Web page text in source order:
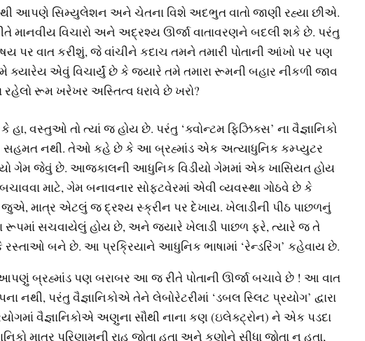
આપણે સિમ્યુલેશન અને ચેતના વિશે અદભુત વાતો જાણી રહ્યા છીએ.
માનવીય વિચારો અને અદ્રશ્ય ઊર્જા વાતાવરણને બદલી શકે છે. પરંતુ
વાત કરીશું, જે વાંચીને કદાચ તમને તમારી પોતાની આંખો પર પણ
ક્યારેય એવું વિચાર્યું છે કે જ્યારે તમે તમારા રૂમની બહાર નીકળી જાવ
રહેલો રૂમ ખરેખર અસ્તિત્વ ધરાવે છે ખરો?
હા, વસ્તુઓ તો ત્યાં જ હોય છે. પરંતુ ‘ક્વોન્ટમ ફિઝિક્સ’ ના વૈજ્ઞાનિકો
નથી. તેઓ કહે છે કે આ બ્રહ્માંડ એક અત્યાધુનિક કમ્પ્યુટર
ગેમ જેવું છે. આજકાલની આધુનિક વિડીયો ગેમમાં એક ખાસિયત હોય
માટે, ગેમ બનાવનાર સોફ્ટવેરમાં એવી વ્યવસ્થા ગોઠવે છે કે
જુએ, માત્ર એટલું જ દ્રશ્ય સ્ક્રીન પર દેખાય. ખેલાડીની પીઠ પાછળનું
રૂપમાં સચવાયેલું હોય છે, અને જ્યારે ખેલાડી પાછળ ફરે, ત્યારે જ તે
કે રસ્તાઓ બને છે. આ પ્રક્રિયાને આધુનિક ભાષામાં ‘રેન્ડરિંગ’ કહેવાય છે.
બ્રહ્માંડ પણ બરાબર આ જ રીતે પોતાની ઊર્જા બચાવે છે ! આ વાત
નથી, પરંતુ વૈજ્ઞાનિકોએ તેને લેબોરેટરીમાં ‘ડબલ સ્લિટ પ્રયોગ’ દ્વારા
વૈજ્ઞાનિકોએ અણુના સૌથી નાના કણ (ઇલેક્ટ્રોન) ને એક પડદા
માત્ર પરિણામની રાહ જોતા હતા અને કણોને સીધા જોતા ન હતા,